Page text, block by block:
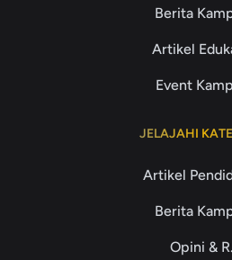
Berita
Artikel
Event
JELAJAHI
Artikel
Berita
Opini & R.